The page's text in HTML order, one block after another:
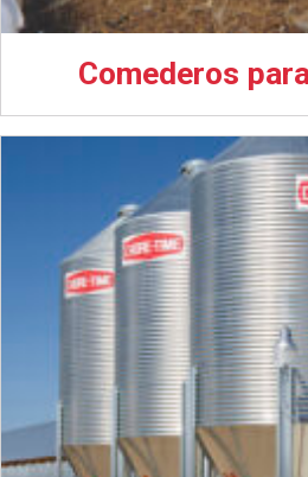
Comederos